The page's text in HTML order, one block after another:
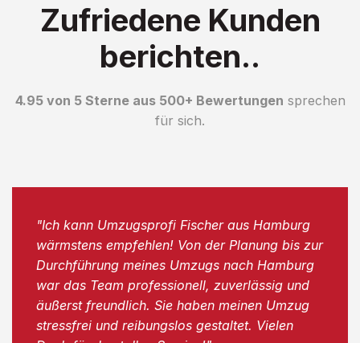
Zufriedene Kunden
berichten..
4.95 von 5 Sterne aus 500+ Bewertungen sprechen
für sich.
"Ich kann Umzugsprofi Fischer aus Hamburg
wärmstens empfehlen! Von der Planung bis zur
Durchführung meines Umzugs nach Hamburg
war das Team professionell, zuverlässig und
äußerst freundlich. Sie haben meinen Umzug
stressfrei und reibungslos gestaltet. Vielen